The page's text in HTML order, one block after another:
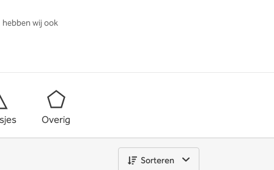
wij ook
Overig
Sorteren